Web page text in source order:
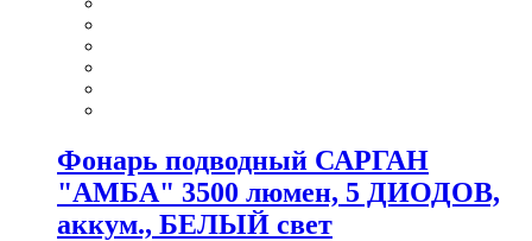
Фонарь подводный САРГАН
"АМБА" 3500 люмен, 5 ДИОДОВ,
аккум., БЕЛЫЙ свет